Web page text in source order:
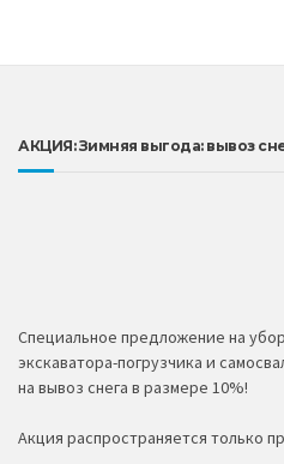
АКЦИЯ: Зимняя выгода: вывоз
Специальное предложение на
экскаватора-погрузчика и
на вывоз снега в размере 10%!
Акция распространяется только